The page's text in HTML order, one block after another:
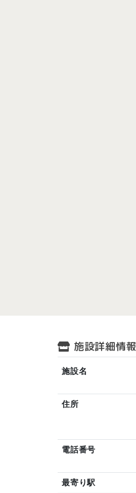
施設詳細情報
施設名
住所
電話番号
最寄り駅